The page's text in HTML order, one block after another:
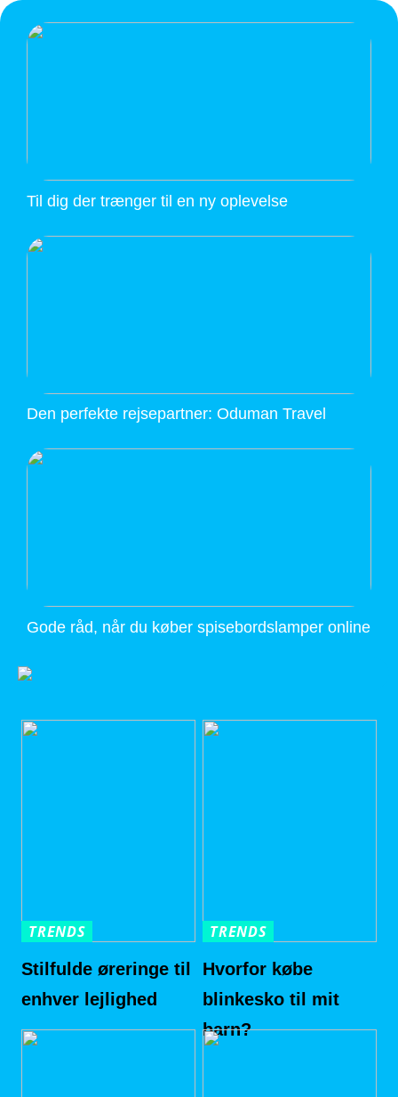
Til dig der trænger til en ny oplevelse
Den perfekte rejsepartner: Oduman Travel
Gode råd, når du køber spisebordslamper online
TRENDS
Stilfulde øreringe til
enhver lejlighed
TRENDS
Hvorfor købe
blinkesko til mit
barn?